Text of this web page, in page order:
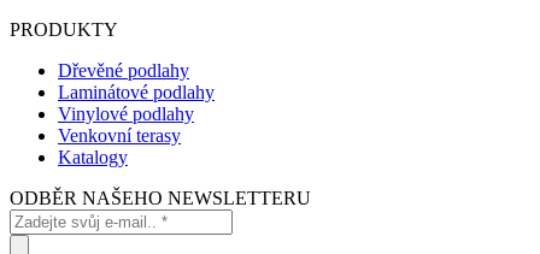
PRODUKTY
Dřevěné podlahy
Laminátové podlahy
Vinylové podlahy
Venkovní terasy
Katalogy
ODBĚR NAŠEHO NEWSLETTERU